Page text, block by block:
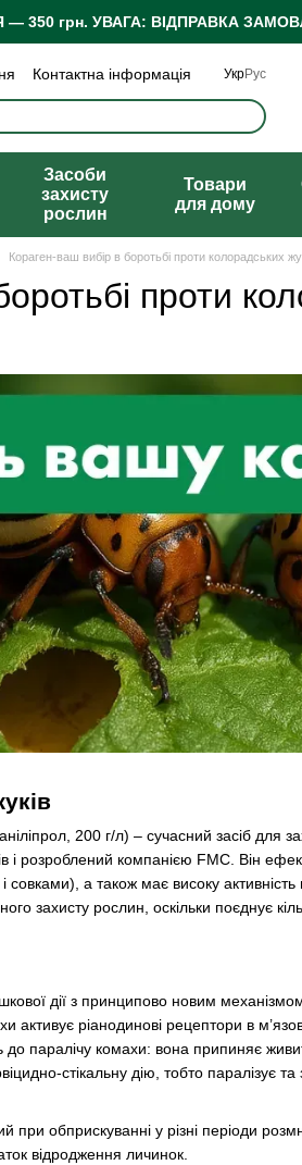
350 грн. УВАГА: ВІДПРАВКА
Контактна інформація
про магазин
УкрРус
Засоби
захисту
рослин
Товари
для дому
Кораген-ваш вибір в боротьбі проти колорадських
проти
200 г/л) – сучасний засіб для
і розроблений компанією FMC. Він
а також має високу активність
захисту рослин, оскільки поєднує
дії з принципово новим
ріанодинові рецептори в
до паралічу комахи: вона припиняє
стікальну дію, тобто паралізує
при обприскуванні у різні періоди
відродження личинок.